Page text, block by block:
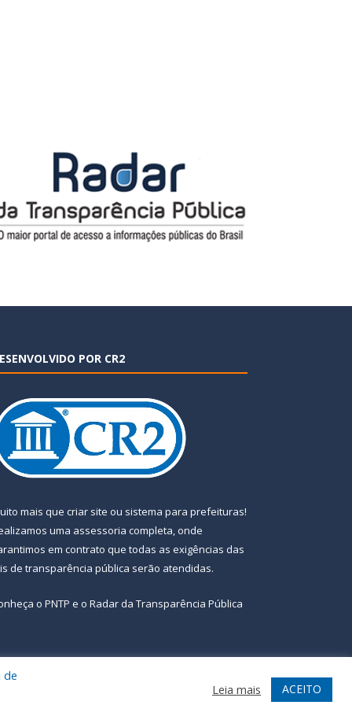
POR CR2
mais que criar site ou sistema para prefeituras!
uma assessoria completa, onde
em contrato que todas as exigências das
de transparência pública serão atendidas.
o PNTP e o Radar da Transparência Pública
Acessar Webmail
de
Leia mais ACEITO